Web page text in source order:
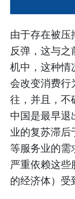
由于存在被
反弹，这与
机中，这种
会改变消费
往，并且，不
中国是最早
业的复苏滞
等服务业的
严重依赖这
的经济体）受